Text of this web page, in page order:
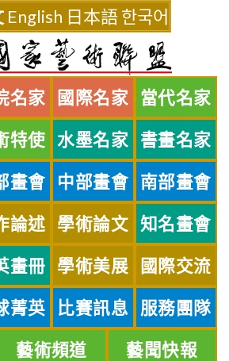
English 日本語한국어
名家 國際名家 當代名家
特使 水墨名家 書畫名家
畫會 中部畫會 南部畫會
論述 學術論文 知名畫會
畫冊 學術美展 國際交流
菁英 比賽訊息 服務團隊
藝術頻道 藝聞快報